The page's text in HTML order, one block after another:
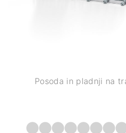
Posoda in pladnji na